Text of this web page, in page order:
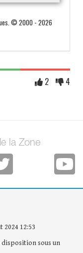
© 2000 - 2026
2 4
la Zone
2024 12:53
sous un